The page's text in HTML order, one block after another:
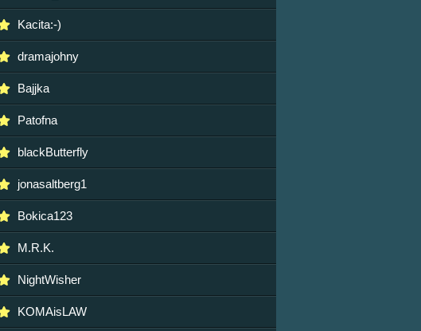
Kacita:-)
dramajohny
Bajjka
Patofna
blackButterfly
jonasaltberg1
Bokica123
M.R.K.
NightWisher
KOMAisLAW